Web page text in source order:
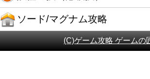
ソード/マグナム攻略
(C)ゲーム攻略 ゲームの